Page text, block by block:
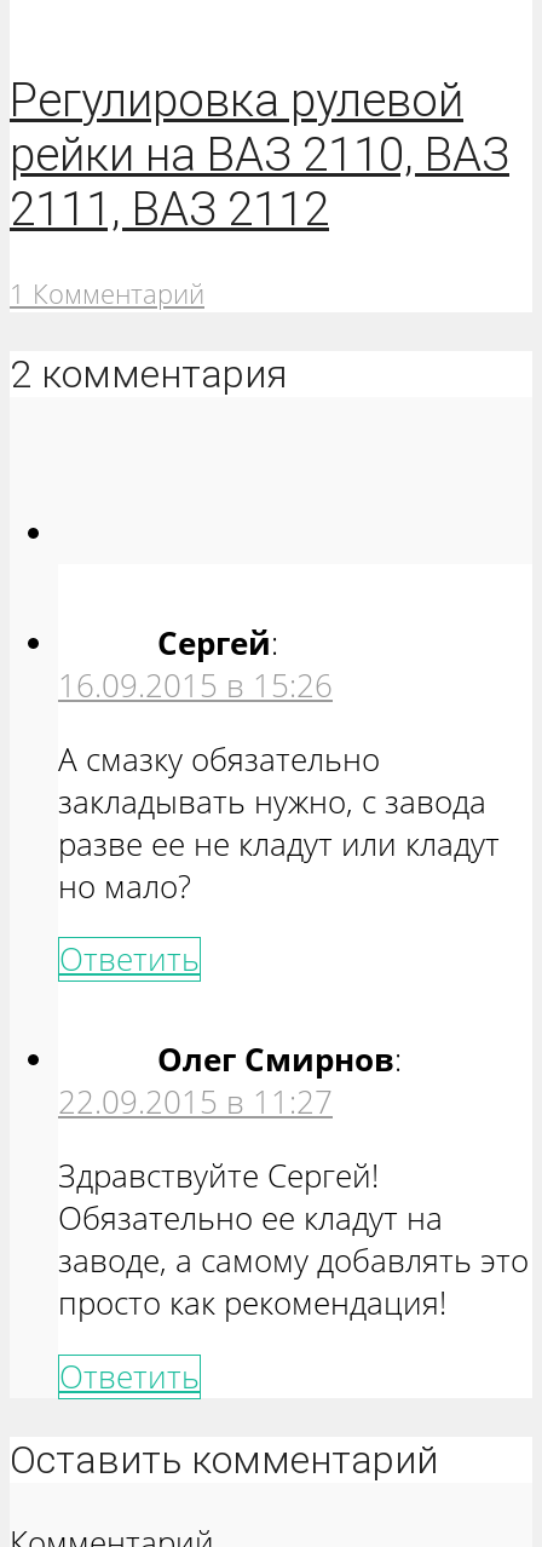
Регулировка рулевой
рейки на ВАЗ 2110, ВАЗ
2111, ВАЗ 2112
1 Комментарий
2 комментария
Сергей:
16.09.2015 в 15:26
А смазку обязательно
закладывать нужно, с завода
разве ее не кладут или кладут
но мало?
Ответить
Олег Смирнов:
22.09.2015 в 11:27
Здравствуйте Сергей!
Обязательно ее кладут на
заводе, а самому добавлять это
просто как рекомендация!
Ответить
Оставить комментарий